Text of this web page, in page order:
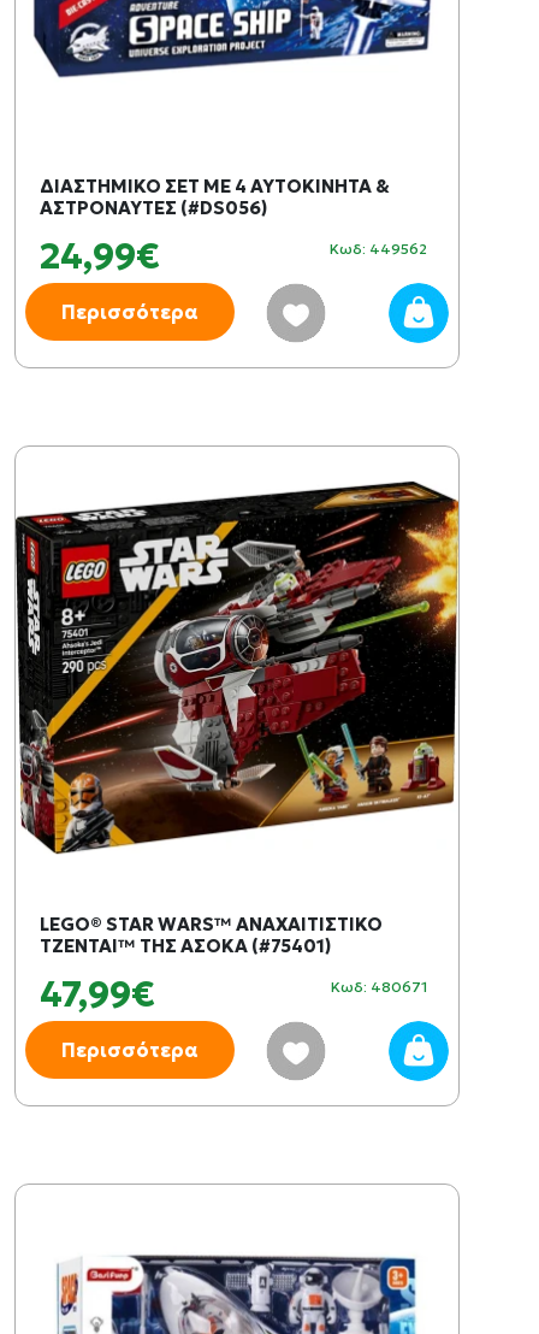
ΔΙΑΣΤΗΜΙΚΟ ΣΕΤ ΜΕ 4 ΑΥΤΟΚΙΝΗΤΑ &
ΑΣΤΡΟΝΑΥΤΕΣ (#DS056)
24,99€ Κωδ: 449562
Περισσότερα
LEGO® STAR WARS™ ΑΝΑΧΑΙΤΙΣΤΙΚΟ
ΤΖΕΝΤΑΙ™ ΤΗΣ ΑΣΟΚΑ (#75401)
47,99€ Κωδ: 480671
Περισσότερα